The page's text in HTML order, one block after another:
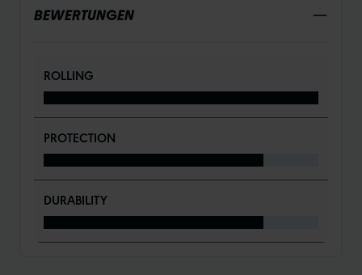
BEWERTUNGEN
ROLLING
PROTECTION
DURABILITY